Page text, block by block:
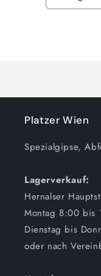
Härter)
von
Platzer Wien
Spezialgipse,
Lagerverkauf:
Hernalser
Montag 8:00 bis
Dienstag bis
oder nach